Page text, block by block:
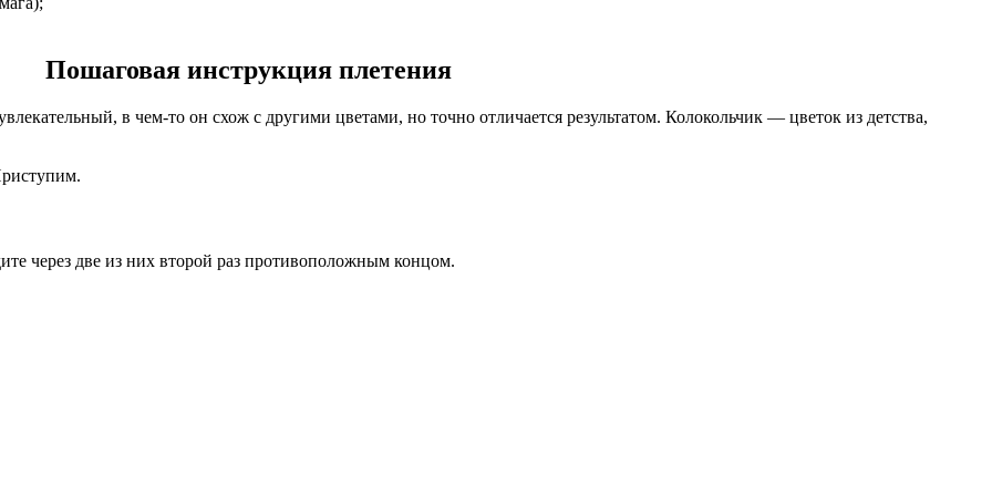
Пошаговая инструкция плетения
в чем-то он схож с другими цветами, но точно отличается результатом. Колокольчик — цветок из детства,
через две из них второй раз противоположным концом.